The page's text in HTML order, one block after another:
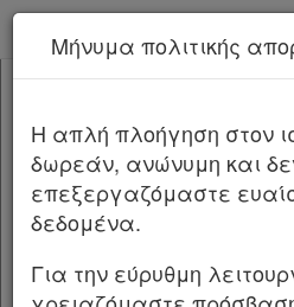
Κεφαλίδα
Σώμα [-]
ΜΕΡΟΣ ΠΡΩΤΟ [-]
ΚΕΦΑΛΑΙΟ Α΄
Άρθρο 2 [-]
Νέα υπηρεσία Kodiko
Νόμος 3982/2011
Αλλαγές που
Με τις
απότο Νόμο
Μήνυμα πολιτικής
H απλή πλοήγηση στον
δωρεάν, ανώνυμη και
επεξεργαζόμαστε
δεδομένα.
Για την εύρυθμη